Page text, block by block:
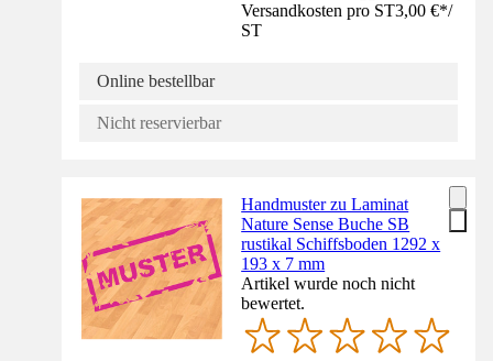
Versandkosten pro ST3,00 €*/
ST
Online bestellbar
Nicht reservierbar
Handmuster zu Laminat
Nature Sense Buche SB
rustikal Schiffsboden 1292 x
193 x 7 mm
Artikel wurde noch nicht
bewertet.